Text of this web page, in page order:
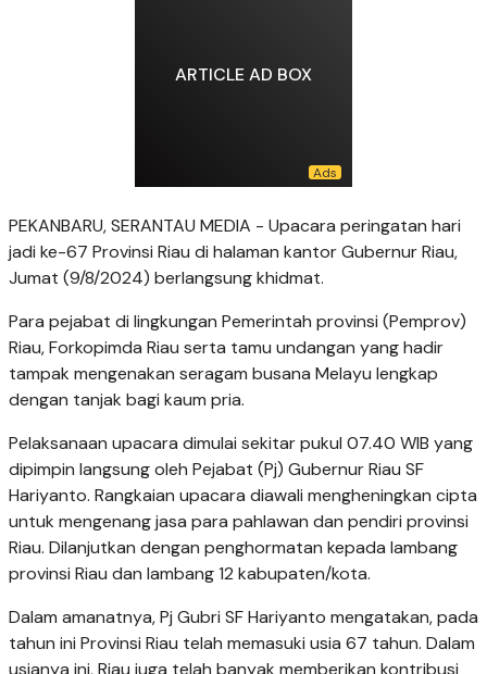
ARTICLE AD BOX
PEKANBARU, SERANTAU MEDIA - Upacara peringatan hari
jadi ke-67 Provinsi Riau di halaman kantor Gubernur Riau,
Jumat (9/8/2024) berlangsung khidmat.
Para pejabat di lingkungan Pemerintah provinsi (Pemprov)
Riau, Forkopimda Riau serta tamu undangan yang hadir
tampak mengenakan seragam busana Melayu lengkap
dengan tanjak bagi kaum pria.
Pelaksanaan upacara dimulai sekitar pukul 07.40 WIB yang
dipimpin langsung oleh Pejabat (Pj) Gubernur Riau SF
Hariyanto. Rangkaian upacara diawali mengheningkan cipta
untuk mengenang jasa para pahlawan dan pendiri provinsi
Riau. Dilanjutkan dengan penghormatan kepada lambang
provinsi Riau dan lambang 12 kabupaten/kota.
Dalam amanatnya, Pj Gubri SF Hariyanto mengatakan, pada
tahun ini Provinsi Riau telah memasuki usia 67 tahun. Dalam